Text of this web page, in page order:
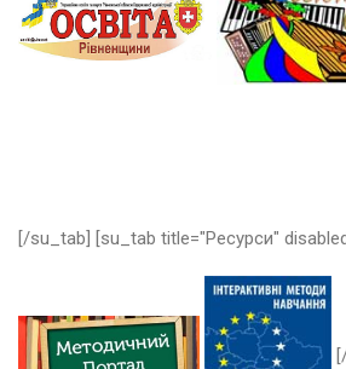
[/su_tab] [su_tab title="Ресурси"